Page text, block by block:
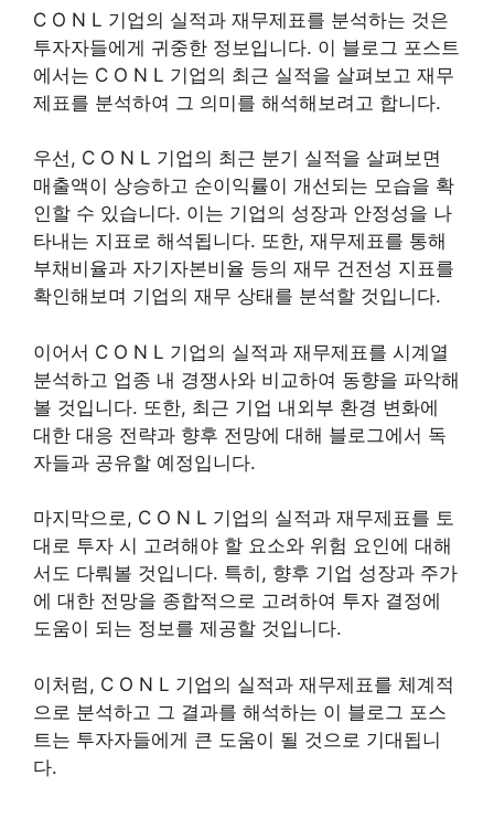
C O N L 기업의 실적과 재무제표를 분석하는 것은
투자자들에게 귀중한 정보입니다. 이 블로그 포스트
에서는 C O N L 기업의 최근 실적을 살펴보고 재무
제표를 분석하여 그 의미를 해석해보려고 합니다.
우선, C O N L 기업의 최근 분기 실적을 살펴보면
매출액이 상승하고 순이익률이 개선되는 모습을 확
인할 수 있습니다. 이는 기업의 성장과 안정성을 나
타내는 지표로 해석됩니다. 또한, 재무제표를 통해
부채비율과 자기자본비율 등의 재무 건전성 지표를
확인해보며 기업의 재무 상태를 분석할 것입니다.
이어서 C O N L 기업의 실적과 재무제표를 시계열
분석하고 업종 내 경쟁사와 비교하여 동향을 파악해
볼 것입니다. 또한, 최근 기업 내외부 환경 변화에
대한 대응 전략과 향후 전망에 대해 블로그에서 독
자들과 공유할 예정입니다.
마지막으로, C O N L 기업의 실적과 재무제표를 토
대로 투자 시 고려해야 할 요소와 위험 요인에 대해
서도 다뤄볼 것입니다. 특히, 향후 기업 성장과 주가
에 대한 전망을 종합적으로 고려하여 투자 결정에
도움이 되는 정보를 제공할 것입니다.
이처럼, C O N L 기업의 실적과 재무제표를 체계적
으로 분석하고 그 결과를 해석하는 이 블로그 포스
트는 투자자들에게 큰 도움이 될 것으로 기대됩니
다.